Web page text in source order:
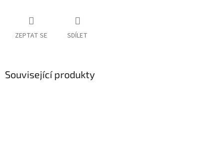
ZEPTAT SE SDÍLET
Související produkty